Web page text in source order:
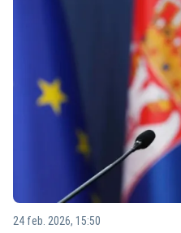
24 feb. 2026, 15:50